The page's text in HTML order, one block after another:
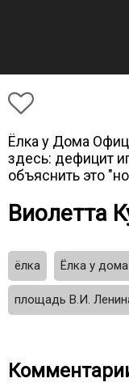
Ёлка у Дома
здесь: дефицит
объяснить это
Виолетта
ёлка Ёлка у
площадь В.И.